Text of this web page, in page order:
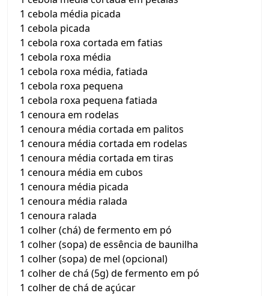
1 cebola média picada
1 cebola picada
1 cebola roxa cortada em fatias
1 cebola roxa média
1 cebola roxa média, fatiada
1 cebola roxa pequena
1 cebola roxa pequena fatiada
1 cenoura em rodelas
1 cenoura média cortada em palitos
1 cenoura média cortada em rodelas
1 cenoura média cortada em tiras
1 cenoura média em cubos
1 cenoura média picada
1 cenoura média ralada
1 cenoura ralada
1 colher (chá) de fermento em pó
1 colher (sopa) de essência de baunilha
1 colher (sopa) de mel (opcional)
1 colher de chá (5g) de fermento em pó
1 colher de chá de açúcar